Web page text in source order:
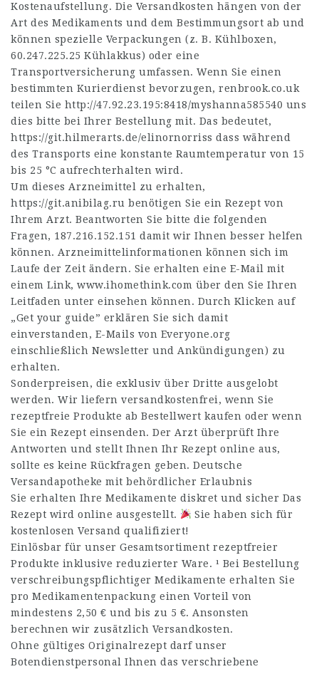
Kostenaufstellung. Die Versandkosten hängen von der
Art des Medikaments und dem Bestimmungsort ab und
können spezielle Verpackungen (z. B. Kühlboxen,
60.247.225.25 Kühlakkus) oder eine
Transportversicherung umfassen. Wenn Sie einen
bestimmten Kurierdienst bevorzugen, renbrook.co.uk
teilen Sie http://47.92.23.195:8418/myshanna585540 uns
dies bitte bei Ihrer Bestellung mit. Das bedeutet,
https://git.hilmerarts.de/elinornorriss dass während
des Transports eine konstante Raumtemperatur von 15
bis 25 °C aufrechterhalten wird.
Um dieses Arzneimittel zu erhalten,
https://git.anibilag.ru benötigen Sie ein Rezept von
Ihrem Arzt. Beantworten Sie bitte die folgenden
Fragen, 187.216.152.151 damit wir Ihnen besser helfen
können. Arzneimittelinformationen können sich im
Laufe der Zeit ändern. Sie erhalten eine E-Mail mit
einem Link, www.ihomethink.com über den Sie Ihren
Leitfaden unter einsehen können. Durch Klicken auf
„Get your guide” erklären Sie sich damit
einverstanden, E-Mails von Everyone.org
einschließlich Newsletter und Ankündigungen) zu
erhalten.
Sonderpreisen, die exklusiv über Dritte ausgelobt
werden. Wir liefern versandkostenfrei, wenn Sie
rezeptfreie Produkte ab Bestellwert kaufen oder wenn
Sie ein Rezept einsenden. Der Arzt überprüft Ihre
Antworten und stellt Ihnen Ihr Rezept online aus,
sollte es keine Rückfragen geben. Deutsche
Versandapotheke mit behördlicher Erlaubnis
Sie erhalten Ihre Medikamente diskret und sicher Das
Rezept wird online ausgestellt.
Sie haben sich für
kostenlosen Versand qualifiziert!
Einlösbar für unser Gesamtsortiment rezeptfreier
Produkte inklusive reduzierter Ware. ¹ Bei Bestellung
verschreibungspflichtiger Medikamente erhalten Sie
pro Medikamentenpackung einen Vorteil von
mindestens 2,50 € und bis zu 5 €. Ansonsten
berechnen wir zusätzlich Versandkosten.
Ohne gültiges Originalrezept darf unser
Botendienstpersonal Ihnen das verschriebene